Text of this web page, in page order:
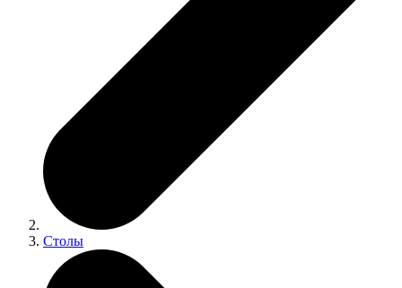
Столы